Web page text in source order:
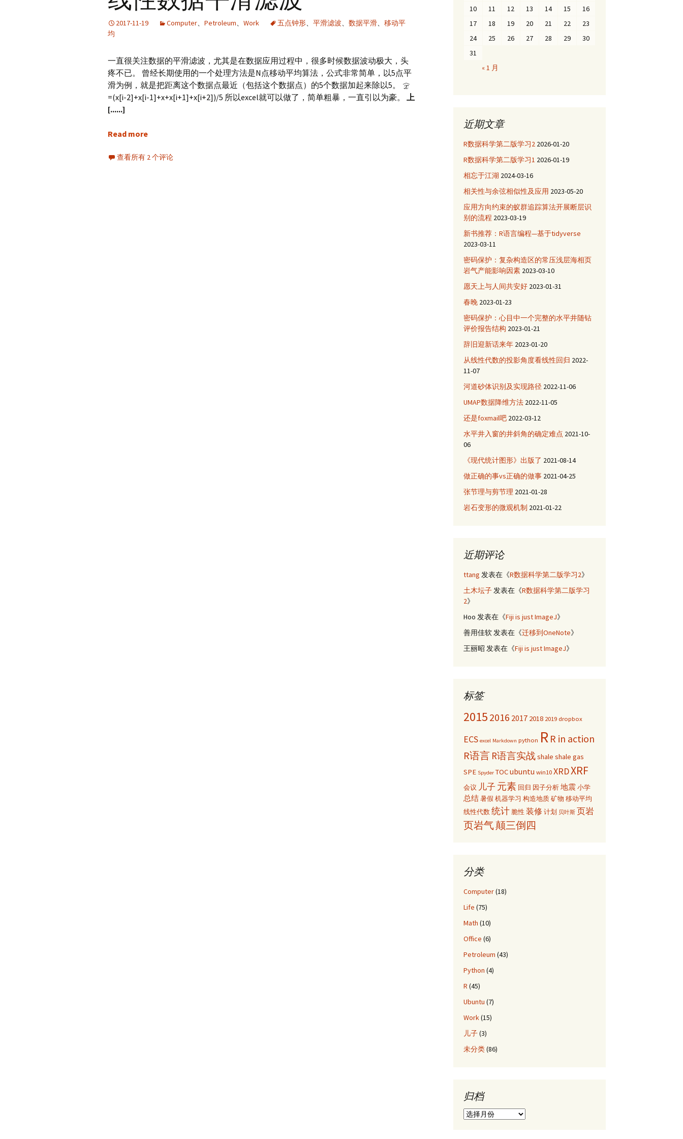
2017-11-19 Computer、 Petroleum、 Work 五点钟形、 平滑滤波、 数据平滑、 移动平
均
一直很关注数据的平滑滤波，尤其是在数据应用过程中，很多时候数据波动极大，头
疼不已。 曾经长期使用的一个处理方法是N点移动平均算法，公式非常简单，以5点平
滑为例，就是把距离这个数据点最近（包括这个数据点）的5个数据加起来除以5。
=(x[i-2]+x[i-1]+x+x[i+1]+x[i+2])/5 所以excel就可以做了，简单粗暴，一直引以为豪。 上
[......]
Read more
查看所有 2 个评论
10 11 12 13 14 15
16
17
18 19 20 21 22
23
24
25 26 27 28 29
30
31
« 1 月
近期文章
R数据科学第二版学习2 2026-01-20
R数据科学第二版学习1 2026-01-19
相忘于江湖 2024-03-16
相关性与余弦相似性及应用 2023-05-20
应用方向约束的蚁群追踪算法开展断层识
别的流程 2023-03-19
新书推荐：R语言编程—基于tidyverse
2023-03-11
密码保护：复杂构造区的常压浅层海相页
岩气产能影响因素 2023-03-10
愿天上与人间共安好 2023-01-31
春晚 2023-01-23
密码保护：心目中一个完整的水平井随钻
评价报告结构 2023-01-21
辞旧迎新话来年 2023-01-20
从线性代数的投影角度看线性回归 2022-
11-07
河道砂体识别及实现路径 2022-11-06
UMAP数据降维方法 2022-11-05
还是foxmail吧 2022-03-12
水平井入窗的井斜角的确定难点 2021-10-
06
《现代统计图形》出版了 2021-08-14
做正确的事vs正确的做事 2021-04-25
张节理与剪节理 2021-01-28
岩石变形的微观机制 2021-01-22
近期评论
ttang 发表在《R数据科学第二版学习2》
土木坛子发表在《R数据科学第二版学习
2》
Hoo 发表在《Fiji is just ImageJ》
善用佳软发表在《迁移到OneNote》
王丽昭 发表在《Fiji is just ImageJ》
标签
2015 2016 2017 2018 2019 dropbox
ECS excel Markdown python R R in action
R语言 R语言实战shale shale gas
SPE Spyder TOCubuntu win10XRDXRF
会议 儿子 元素 回归 因子分析地震小学
总结暑假 机器学习 构造地质矿物 移动平均
线性代数统计 脆性 装修 计划 贝叶斯 页岩
页岩气颠三倒四
分类
Computer(18)
Life (75)
Math (10)
Office (6)
Petroleum (43)
Python (4)
R (45)
Ubuntu (7)
Work(15)
儿子(3)
未分类(86)
归档
归